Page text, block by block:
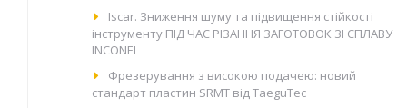
Iscar. Зниження шуму та підвищення стійкості
інструменту ПІД ЧАС РІЗАННЯ ЗАГОТОВОК ЗІ СПЛАВУ
INCONEL
Фрезерування з високою подачею: новий
стандарт пластин SRMT від TaeguTec